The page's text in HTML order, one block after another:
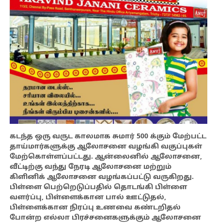
கடந்த ஒரு வருட காலமாக சுமார் 500 க்கும் மேற்பட்ட
தாய்மார்களுக்கு ஆலோசனை வழங்கி வகுப்புகள்
மேற்கொள்ளப்பட்டது. ஆன்லைனில் ஆலோசனை,
வீட்டிற்கு வந்து நேரடி ஆலோசனை மற்றும்
கிளினிக் ஆலோசனை வழங்கப்பட்டு வருகிறது.
பிள்ளை பெற்றெடுப்பதில் தொடங்கி பிள்ளை
வளர்ப்பு, பிள்ளைக்கான பால் ஊட்டுதல்,
பிள்ளைக்கான நிரப்பு உணவை கண்டறிதல்
போன்ற எல்லா பிரச்சனைகளுக்கும் ஆலோசனை